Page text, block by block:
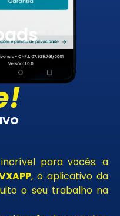
para vocês: a
, o aplicativo da
o seu trabalho na